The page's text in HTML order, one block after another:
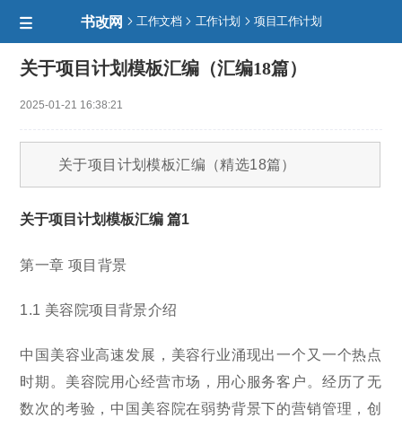
书改网  工作文档  工作计划  项目工作计划

关于项目计划模板汇编（汇编18篇）
2025-01-21 16:38:21
关于项目计划模板汇编（精选18篇）
关于项目计划模板汇编 篇1
第一章 项目背景
1.1 美容院项目背景介绍
中国美容业高速发展，美容行业涌现出一个又一个热点
时期。美容院用心经营市场，用心服务客户。经历了无
数次的考验，中国美容院在弱势背景下的营销管理，创